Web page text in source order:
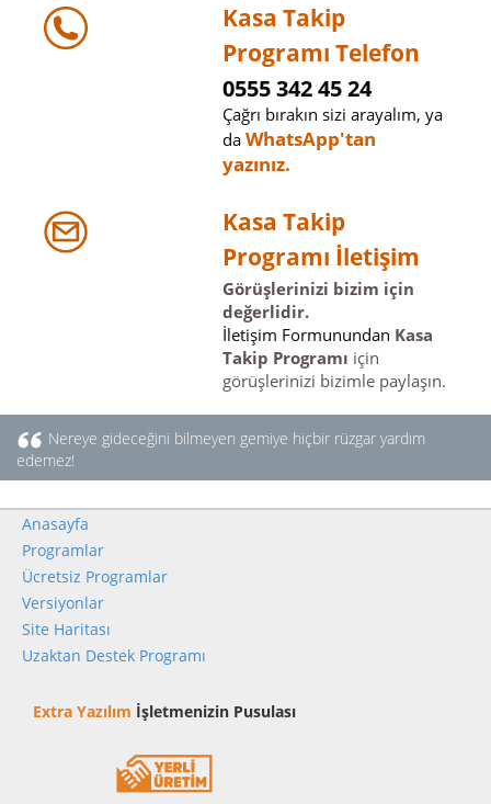
Kasa Takip
Programı Telefon
0555 342 45 24
Çağrı bırakın sizi arayalım, ya
da WhatsApp'tan
yazınız.
Kasa Takip
Programı İletişim
Görüşlerinizi bizim için
değerlidir.
İletişim Formunundan Kasa
Takip Programı için
görüşlerinizi bizimle paylaşın.
Nereye gideceğini bilmeyen gemiye hiçbir rüzgar yardım
edemez!
Anasayfa
Programlar
Ücretsiz Programlar
Versiyonlar
Site Haritası
Uzaktan Destek Programı
Extra Yazılım İşletmenizin Pusulası